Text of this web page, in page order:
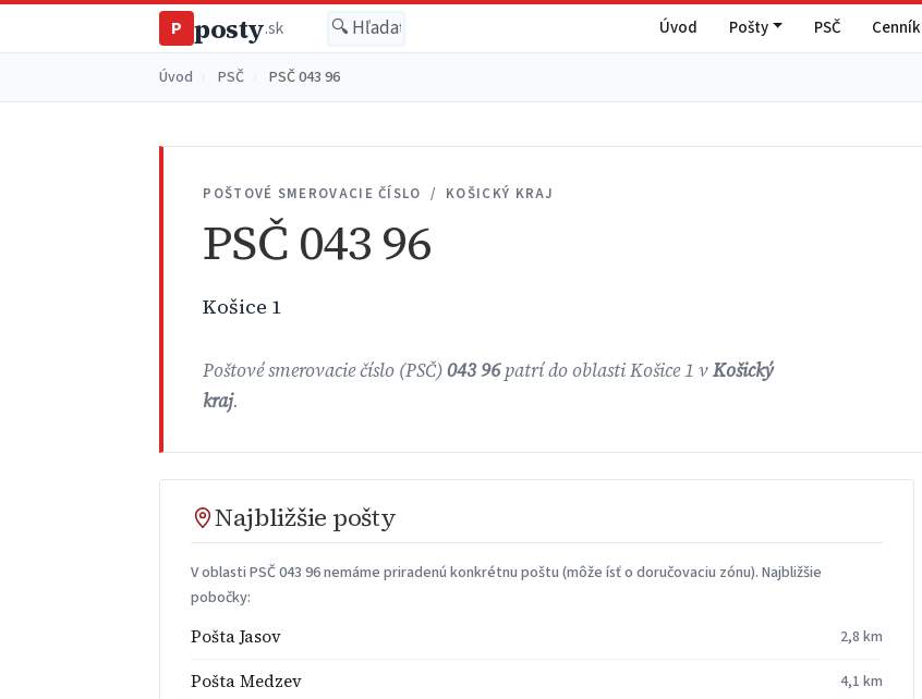
P posty.sk Úvod Pošty PSČ Cenník
Úvod PSČ PSČ 043 96
POŠTOVÉ SMEROVACIE ČÍSLO / KOŠICKÝ KRAJ
PSČ 043 96
Košice 1
Poštové smerovacie číslo (PSČ)043 96patrí do oblasti Košice 1 vKošický
kraj.
Najbližšie pošty
V oblasti PSČ 043 96 nemáme priradenú konkrétnu poštu (môže ísť o doručovaciu zónu). Najbližšie
pobočky:
Pošta Jasov 2,8 km
Pošta Medzev 4,1 km